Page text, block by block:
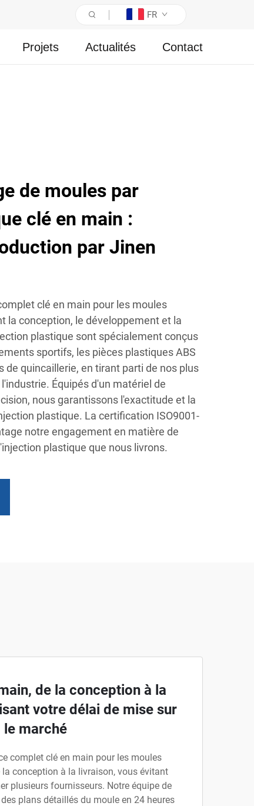
FR
Projets Actualités Contact
de moules par
clé en main :
par Jinen
clé en main pour les moules
la conception, le développement et la
plastique sont spécialement conçus
sportifs, les pièces plastiques ABS
quincaillerie, en tirant parti de nos plus
Équipés d'un matériel de
nous garantissons l'exactitude et la
plastique. La certification ISO9001-
notre engagement en matière de
plastique que nous livrons.
de la conception à la
votre délai de mise sur
le marché
complet clé en main pour les moules
conception à la livraison, vous évitant
plusieurs fournisseurs. Notre équipe de
plans détaillés du moule en 24 heures